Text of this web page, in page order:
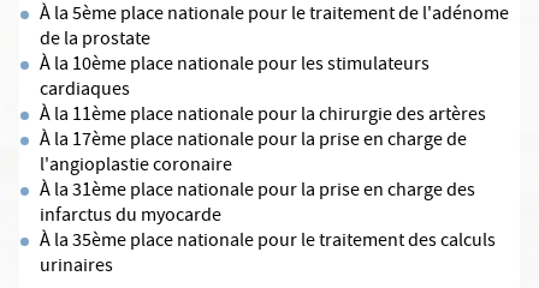
À la 5ème place nationale pour le traitement de l'adénome
de la prostate
À la 10ème place nationale pour les stimulateurs
cardiaques
À la 11ème place nationale pour la chirurgie des artères
À la 17ème place nationale pour la prise en charge de
l'angioplastie coronaire
À la 31ème place nationale pour la prise en charge des
infarctus du myocarde
À la 35ème place nationale pour le traitement des calculs
urinaires